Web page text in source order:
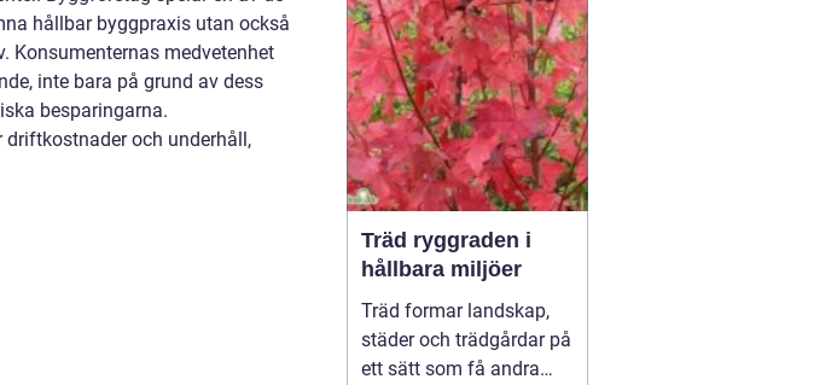
hållbar byggpraxis utan också
Konsumenternas medvetenhet
inte bara på grund av dess
besparingarna.
driftkostnader och underhåll,
Träd ryggraden i
hållbara miljöer
Träd formar landskap,
städer och trädgårdar på
ett sätt som få andra